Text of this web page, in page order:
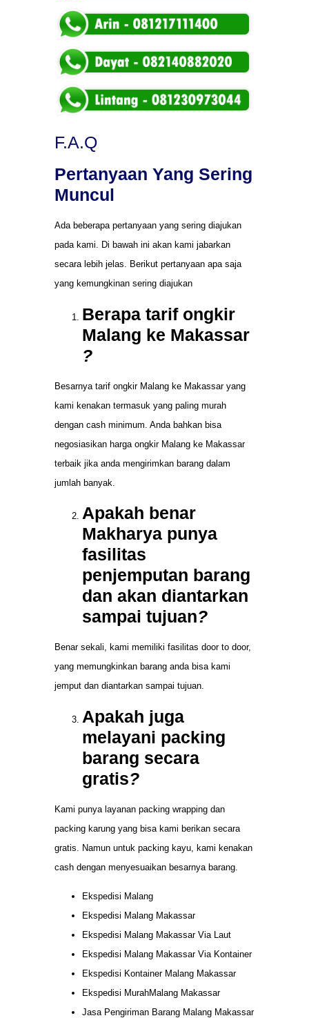
F.A.Q
Pertanyaan Yang Sering
Muncul
Ada beberapa pertanyaan yang sering diajukan
pada kami. Di bawah ini akan kami jabarkan
secara lebih jelas. Berikut pertanyaan apa saja
yang kemungkinan sering diajukan
Berapa tarif ongkir
Malang ke Makassar
?
Besarnya tarif ongkir Malang ke Makassar yang
kami kenakan termasuk yang paling murah
dengan cash minimum. Anda bahkan bisa
negosiasikan harga ongkir Malang ke Makassar
terbaik jika anda mengirimkan barang dalam
jumlah banyak.
Apakah benar
Makharya punya
fasilitas
penjemputan barang
dan akan diantarkan
sampai tujuan?
Benar sekali, kami memiliki fasilitas door to door,
yang memungkinkan barang anda bisa kami
jemput dan diantarkan sampai tujuan.
Apakah juga
melayani packing
barang secara
gratis?
Kami punya layanan packing wrapping dan
packing karung yang bisa kami berikan secara
gratis. Namun untuk packing kayu, kami kenakan
cash dengan menyesuaikan besarnya barang.
Ekspedisi Malang
Ekspedisi Malang Makassar
Ekspedisi Malang Makassar Via Laut
Ekspedisi Malang Makassar Via Kontainer
Ekspedisi Kontainer Malang Makassar
Ekspedisi MurahMalang Makassar
Jasa Pengiriman Barang Malang Makassar